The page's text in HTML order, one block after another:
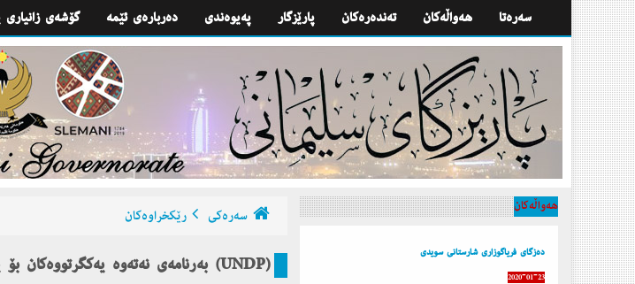
گۆشه‌ی زانیاری په‌یوه‌ندی پارێزگار تەندەرەكان هه‌واڵه‌كان سه‌ره‌تا
سه‌ره‌كی رێكخراوه‌كان
بەرنامەی نەتەوە یەکگرتووەکان بۆ پەرەپێدان (UNDP)
هه‌واڵه‌كان
دەزگای فریاگوزاری شارستانی سویدی
2020-01-23